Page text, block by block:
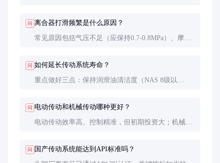
问 离合器打滑频繁是什么原因？
常见原因包括气压不足（应保持0.7-0.8MPa）、摩擦
问 如何延长传动系统寿命？
重点做好三点：保持润滑油清洁度（NAS 8级以
问 电动传动和机械传动哪种更好？
电动传动效率高、控制精准，但初期投资大；机械传
问 国产传动系统能达到API标准吗？